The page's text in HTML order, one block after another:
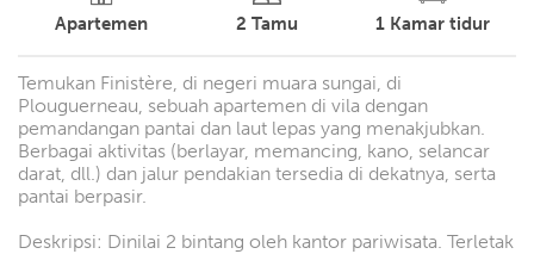
Apartemen 2 Tamu 1 Kamar tidur
Temukan Finistère, di negeri muara sungai, di
Plouguerneau, sebuah apartemen di vila dengan
pemandangan pantai dan laut lepas yang menakjubkan.
Berbagai aktivitas (berlayar, memancing, kano, selancar
darat, dll.) dan jalur pendakian tersedia di dekatnya, serta
pantai berpasir.
Deskripsi: Dinilai 2 bintang oleh kantor pariwisata. Terletak